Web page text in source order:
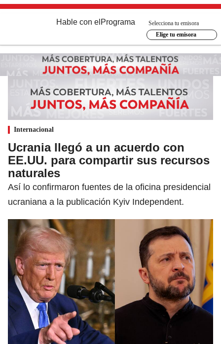
Hable con el Programa
Selecciona tu emisora
Elige tu emisora
Internacional
Ucrania llegó a un acuerdo con
EE.UU. para compartir sus recursos
naturales
Así lo confirmaron fuentes de la oficina presidencial
ucraniana a la publicación Kyiv Independent.